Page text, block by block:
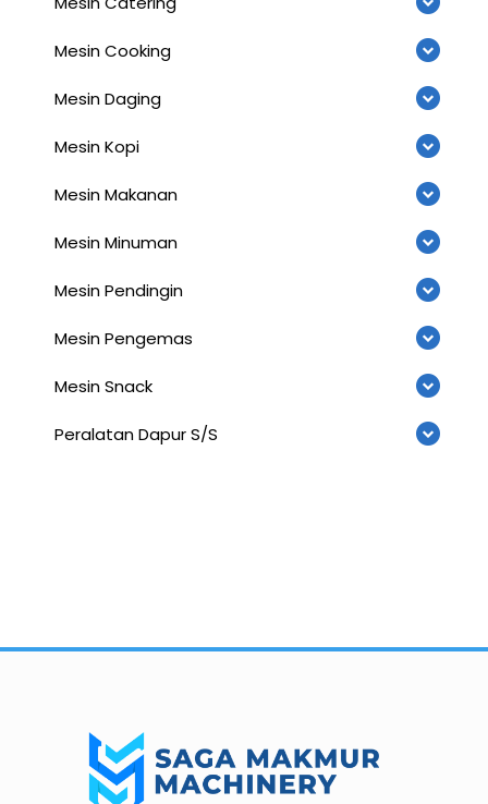
Mesin Cooking
Mesin Daging
Mesin Kopi
Mesin Makanan
Mesin Minuman
Mesin Pendingin
Mesin Pengemas
Mesin Snack
Peralatan Dapur S/S